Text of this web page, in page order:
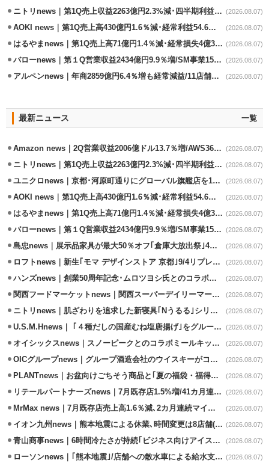
ニトリnews｜第1Q売上収益2263億円2.3%減･四半期利益1.4％減 (2026.08.07)
AOKI news｜第1Q売上高430億円1.6％減･経常利益54.6％減 (2026.08.07)
はるやまnews｜第1Q売上高71億円1.4％減･経常損失4億3800万円 (2026.08.07)
バローnews｜第１Q営業収益2434億円9.9％増/SM事業15.5％増と絶好調 (2026.08.07)
アルペンnews｜年商2859億円6.4％増も経常減益/11店舗出店､4店閉鎖 (2026.08.07)
最新ニュース 一覧
Amazon news｜2Q営業収益2006億ドル13.7％増/AWS36.8％％増が貢献 (2026.08.07)
ニトリnews｜第1Q売上収益2263億円2.3%減･四半期利益1.4％減 (2026.08.07)
ユニクロnews｜京都･河原町通りにグローバル旗艦店を11/6開設 (2026.08.07)
AOKI news｜第1Q売上高430億円1.6％減･経常利益54.6％減 (2026.08.07)
はるやまnews｜第1Q売上高71億円1.4％減･経常損失4億3800万円 (2026.08.07)
バローnews｜第１Q営業収益2434億円9.9％増/SM事業15.5％増と絶好調 (2026.08.07)
島忠news｜展示品家具が最大50％オフ｢倉庫大放出祭｣4店舗限定で開催 (2026.08.07)
ロフトnews｜新生｢モマ デザインストア 京都｣9/4リプレイスオープン (2026.08.07)
ハンズnews｜創業50周年記念･ムロツヨシ氏とのコラボ企画｢ムロハンズ｣開催 (2026.08.07)
関西フードマーケットnews｜関西スーパーデイリーマート蒲生店8/7改装 (2026.08.07)
ニトリnews｜肌ざわりを追求した新寝具｢Nうるる｣シリーズを発売 (2026.08.07)
U.S.M.Hnews｜ ｢４種だしの国産むね塩唐揚げ｣をグループ610店で共同販促 (2026.08.07)
オイシックスnews｜スノーピークとのコラボミールキット8/13発売 (2026.08.07)
OICグループnews｜グループ酒造会社のウイスキーがコンペティション受賞 (2026.08.07)
PLANTnews｜お盆向けごちそう商品と｢夏の福袋・福得カート｣8/8から開催 (2026.08.07)
リテールパートナーズnews｜7月既存店1.5%増/41カ月連続増 (2026.08.07)
MrMax news｜7月既存店売上高1.6％減､2カ月連続マイナス (2026.08.07)
イオン九州news｜熊本地震による休業､時間変更は8店舗(8/7時点) (2026.08.07)
青山商事news｜6時間冷たさが持続｢ビジネス向けアイスベスト｣発売 (2026.08.07)
ローソンnews｜｢熊本地震｣/店舗への散水車による給水支援を開始 (2026.08.07)